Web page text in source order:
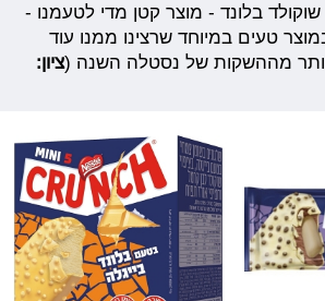
שוקולד בלונד - מוצר קטן מדי לטעמנו -
טעים במיוחד שרצינו ממנו עוד
מההשקות של נסטלה השנה (ציון: